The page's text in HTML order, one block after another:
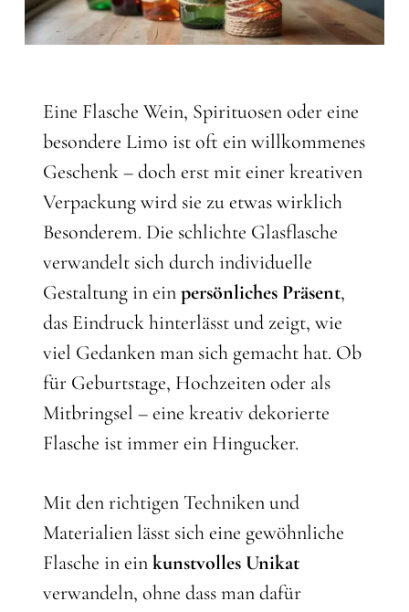
Eine Flasche Wein, Spirituosen oder eine
besondere Limo ist oft ein willkommenes
Geschenk – doch erst mit einer kreativen
Verpackung wird sie zu etwas wirklich
Besonderem. Die schlichte Glasflasche
verwandelt sich durch individuelle
Gestaltung in einpersönliches Präsent,
das Eindruck hinterlässt und zeigt, wie
viel Gedanken man sich gemacht hat. Ob
für Geburtstage, Hochzeiten oder als
Mitbringsel – eine kreativ dekorierte
Flasche ist immer ein Hingucker.
Mit den richtigen Techniken und
Materialien lässt sich eine gewöhnliche
Flasche in einkunstvolles Unikat
verwandeln, ohne dass man dafür